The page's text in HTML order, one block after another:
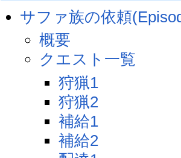
サファ族の依頼
概要
クエスト一覧
狩猟1
狩猟2
補給1
補給2